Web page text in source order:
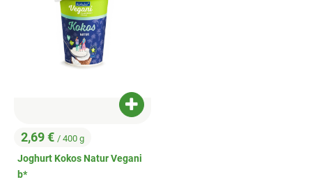
, Preis:
2,69 € / 400 g
Joghurt Kokos Natur Vegani
b*
Produkt zum Warenkorb hinzufügen